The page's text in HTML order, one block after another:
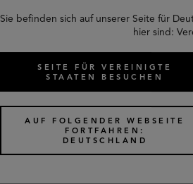
Sie befinden sich auf unserer Seite für
hier sind:
SEITE FÜR VEREINIGTE
STAATEN BESUCHEN
AUF FOLGENDER WEBSEITE
FORTFAHREN:
DEUTSCHLAND